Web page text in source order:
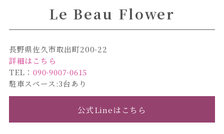
Le Beau Flower
長野県佐久市取出町200-22
詳細はこちら
TEL：090-9007-0615
駐車スペース:3台あり
公式Lineはこちら